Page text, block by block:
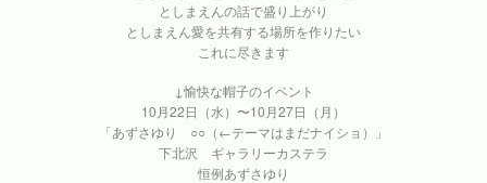
としまえんの話で盛り上がり
としまえん愛を共有する場所を作りたい
これに尽きます
↓愉快な帽子のイベント
10月22日（水）〜10月27日（月）
「あずさゆり ○○（←テーマはまだナイショ）」
下北沢 ギャラリーカステラ
恒例あずさゆり